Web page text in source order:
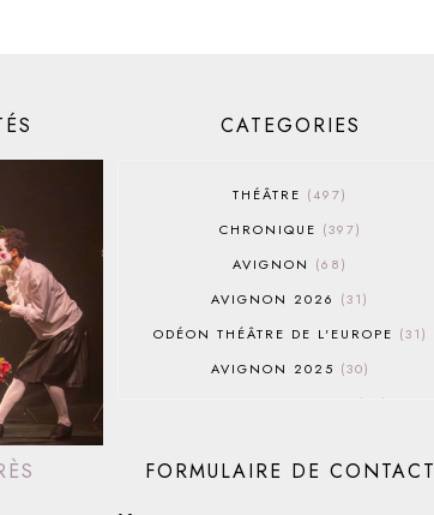
CATEGORIES
THÉÂTRE
497
CHRONIQUE
397
AVIGNON
68
AVIGNON 2026
31
ODÉON THÉÂTRE DE L'EUROPE
31
AVIGNON 2025
30
30
AVIGNON 2022
25
FORMULAIRE DE CONTACT